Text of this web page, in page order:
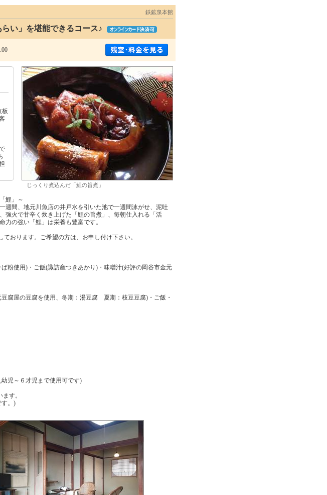
鉄鉱泉本館
い」を堪能できるコース♪
板
じっくり煮込んだ「鯉の旨煮」
鯉」～
週間、地元川魚店の井戸水を引いた池で一週間泳がせ、泥吐
強火で甘辛く炊き上げた「鯉の旨煮」、毎朝仕入れる「活
の強い「鯉」は栄養も豊富です。
おります。ご希望の方は、お申し付け下さい。
粉使用)・ご飯(諏訪産つきあかり)・味噌汁(好評の岡谷市金元
腐屋の豆腐を使用、冬期：湯豆腐 夏期：枝豆豆腐)・ご飯・
幼児～６才児まで使用可です)
す。
す。)